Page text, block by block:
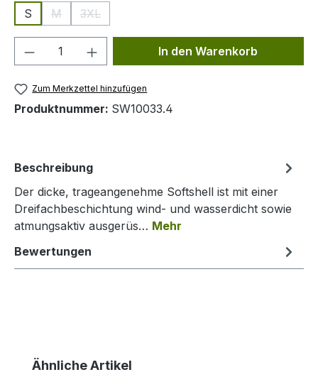
S
M
(Diese Option ist zurzeit nicht verfügbar.)
3XL
(Diese Option ist zurzeit nicht verfügbar.)
Produkt Anzahl: Gib denIn den Warenkorb
Zum Merkzettel hinzufügen
Produktnummer: SW10033.4
Beschreibung
Der dicke, trageangenehme Softshell ist mit einer
Dreifachbeschichtung wind- und wasserdicht sowie
atmungsaktiv ausgerüs… Mehr
Bewertungen
Produktgalerie überspringen
Ähnliche Artikel